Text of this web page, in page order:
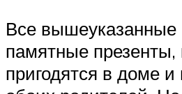
Все вышеуказанные
памятные презенты,
пригодятся в доме